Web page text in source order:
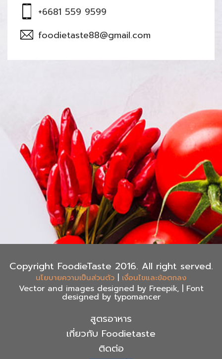
+6681 559 9599
foodietaste88@gmail.com
Copyright FoodieTaste 2016. All right served.
นโยบายความเป็นส่วนตัว เงื่อนไขและข้อตกลง
Vector and images designed by Freepik, | Font
designed by typomancer
สูตรอาหาร
เกี่ยวกับ Foodietaste
ติดต่อ